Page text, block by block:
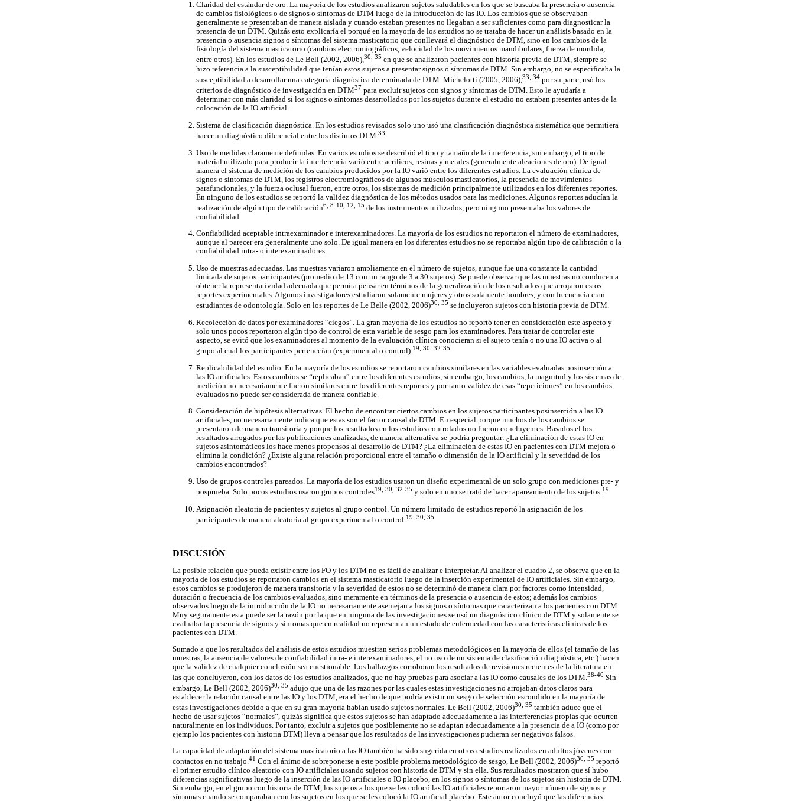
Claridad del estándar de oro. La mayoría de los estudios analizaron sujetos saludables en los que se buscaba la presencia o ausencia
de cambios fisiológicos o de signos o síntomas de DTM luego de la introducción de las IO. Los cambios que se observaban
generalmente se presentaban de manera aislada y cuando estaban presentes no llegaban a ser suficientes como para diagnosticar la
presencia de un DTM. Quizás esto explicaría el porqué en la mayoría de los estudios no se trataba de hacer un análisis basado en la
presencia o ausencia signos o síntomas del sistema masticatorio que conllevará el diagnóstico de DTM, sino en los cambios de la
fisiología del sistema masticatorio (cambios electromiográficos, velocidad de los movimientos mandibulares, fuerza de mordida,
entre otros). En los estudios de Le Bell (2002, 2006),30, 35 en que se analizaron pacientes con historia previa de DTM, siempre se
hizo referencia a la susceptibilidad que tenían estos sujetos a presentar signos o síntomas de DTM. Sin embargo, no se especificaba la
susceptibilidad a desarrollar una categoría diagnóstica determinada de DTM. Michelotti (2005, 2006),33, 34 por su parte, usó los
criterios de diagnóstico de investigación en DTM37 para excluir sujetos con signos y síntomas de DTM. Esto le ayudaría a
determinar con más claridad si los signos o síntomas desarrollados por los sujetos durante el estudio no estaban presentes antes de la
colocación de la IO artificial.
Sistema de clasificación diagnóstica. En los estudios revisados solo uno usó una clasificación diagnóstica sistemática que permitiera
hacer un diagnóstico diferencial entre los distintos DTM.33
Uso de medidas claramente definidas. En varios estudios se describió el tipo y tamaño de la interferencia, sin embargo, el tipo de
material utilizado para producir la interferencia varió entre acrílicos, resinas y metales (generalmente aleaciones de oro). De igual
manera el sistema de medición de los cambios producidos por la IO varió entre los diferentes estudios. La evaluación clínica de
signos o síntomas de DTM, los registros electromiográficos de algunos músculos masticatorios, la presencia de movimientos
parafuncionales, y la fuerza oclusal fueron, entre otros, los sistemas de medición principalmente utilizados en los diferentes reportes.
En ninguno de los estudios se reportó la validez diagnóstica de los métodos usados para las mediciones. Algunos reportes aducían la
realización de algún tipo de calibración6, 8-10, 12, 15 de los instrumentos utilizados, pero ninguno presentaba los valores de
confiabilidad.
Confiabilidad aceptable intraexaminador e interexaminadores. La mayoría de los estudios no reportaron el número de examinadores,
aunque al parecer era generalmente uno solo. De igual manera en los diferentes estudios no se reportaba algún tipo de calibración o la
confiabilidad intra- o interexaminadores.
Uso de muestras adecuadas. Las muestras variaron ampliamente en el número de sujetos, aunque fue una constante la cantidad
limitada de sujetos participantes (promedio de 13 con un rango de 3 a 30 sujetos). Se puede observar que las muestras no conducen a
obtener la representatividad adecuada que permita pensar en términos de la generalización de los resultados que arrojaron estos
reportes experimentales. Algunos investigadores estudiaron solamente mujeres y otros solamente hombres, y con frecuencia eran
estudiantes de odontología. Solo en los reportes de Le Belle (2002, 2006)30, 35 se incluyeron sujetos con historia previa de DTM.
Recolección de datos por examinadores “ciegos”. La gran mayoría de los estudios no reportó tener en consideración este aspecto y
solo unos pocos reportaron algún tipo de control de esta variable de sesgo para los examinadores. Para tratar de controlar este
aspecto, se evitó que los examinadores al momento de la evaluación clínica conocieran si el sujeto tenía o no una IO activa o al
grupo al cual los participantes pertenecían (experimental o control).19, 30, 32-35
Replicabilidad del estudio. En la mayoría de los estudios se reportaron cambios similares en las variables evaluadas posinserción a
las IO artificiales. Estos cambios se “replicaban” entre los diferentes estudios, sin embargo, los cambios, la magnitud y los sistemas de
medición no necesariamente fueron similares entre los diferentes reportes y por tanto validez de esas “repeticiones” en los cambios
evaluados no puede ser considerada de manera confiable.
Consideración de hipótesis alternativas. El hecho de encontrar ciertos cambios en los sujetos participantes posinserción a las IO
artificiales, no necesariamente indica que estas son el factor causal de DTM. En especial porque muchos de los cambios se
presentaron de manera transitoria y porque los resultados en los estudios controlados no fueron concluyentes. Basados el los
resultados arrogados por las publicaciones analizadas, de manera alternativa se podría preguntar: ¿La eliminación de estas IO en
sujetos asintomáticos los hace menos propensos al desarrollo de DTM? ¿La eliminación de estas IO en pacientes con DTM mejora o
elimina la condición? ¿Existe alguna relación proporcional entre el tamaño o dimensión de la IO artificial y la severidad de los
cambios encontrados?
Uso de grupos controles pareados. La mayoría de los estudios usaron un diseño experimental de un solo grupo con mediciones pre- y
posprueba. Solo pocos estudios usaron grupos controles19, 30, 32-35 y solo en uno se trató de hacer apareamiento de los sujetos.19
Asignación aleatoria de pacientes y sujetos al grupo control. Un número limitado de estudios reportó la asignación de los
participantes de manera aleatoria al grupo experimental o control. 19, 30, 35
DISCUSIÓN
La posible relación que pueda existir entre los FO y los DTM no es fácil de analizar e interpretar. Al analizar el cuadro 2, se observa que en la
mayoría de los estudios se reportaron cambios en el sistema masticatorio luego de la inserción experimental de IO artificiales. Sin embargo,
estos cambios se produjeron de manera transitoria y la severidad de estos no se determinó de manera clara por factores como intensidad,
duración o frecuencia de los cambios evaluados, sino meramente en términos de la presencia o ausencia de estos; además los cambios
observados luego de la introducción de la IO no necesariamente asemejan a los signos o síntomas que caracterizan a los pacientes con DTM.
Muy seguramente esta puede ser la razón por la que en ninguna de las investigaciones se usó un diagnóstico clínico de DTM y solamente se
evaluaba la presencia de signos y síntomas que en realidad no representan un estado de enfermedad con las características clínicas de los
pacientes con DTM.
Sumado a que los resultados del análisis de estos estudios muestran serios problemas metodológicos en la mayoría de ellos (el tamaño de las
muestras, la ausencia de valores de confiabilidad intra- e interexaminadores, el no uso de un sistema de clasificación diagnóstica, etc.) hacen
que la validez de cualquier conclusión sea cuestionable. Los hallazgos corroboran los resultados de revisiones recientes de la literatura en
las que concluyeron, con los datos de los estudios analizados, que no hay pruebas para asociar a las IO como causales de los DTM.38-40 Sin
embargo, Le Bell (2002, 2006)30, 35 adujo que una de las razones por las cuales estas investigaciones no arrojaban datos claros para
establecer la relación causal entre las IO y los DTM, era el hecho de que podría existir un sesgo de selección escondido en la mayoría de
estas investigaciones debido a que en su gran mayoría habían usado sujetos normales. Le Bell (2002, 2006)30, 35 también aduce que el
hecho de usar sujetos “normales”, quizás significa que estos sujetos se han adaptado adecuadamente a las interferencias propias que ocurren
naturalmente en los individuos. Por tanto, excluir a sujetos que posiblemente no se adaptan adecuadamente a la presencia de a IO (como por
ejemplo los pacientes con historia DTM) lleva a pensar que los resultados de las investigaciones pudieran ser negativos falsos.
La capacidad de adaptación del sistema masticatorio a las IO también ha sido sugerida en otros estudios realizados en adultos jóvenes con
contactos en no trabajo.41 Con el ánimo de sobreponerse a este posible problema metodológico de sesgo, Le Bell (2002, 2006)30, 35 reportó
el primer estudio clínico aleatorio con IO artificiales usando sujetos con historia de DTM y sin ella. Sus resultados mostraron que sí hubo
diferencias significativas luego de la inserción de las IO artificiales o IO placebo, en los signos o síntomas de los sujetos sin historia de DTM.
Sin embargo, en el grupo con historia de DTM, los sujetos a los que se les colocó las IO artificiales reportaron mayor número de signos y
síntomas cuando se comparaban con los sujetos en los que se les colocó la IO artificial placebo. Este autor concluyó que las diferencias